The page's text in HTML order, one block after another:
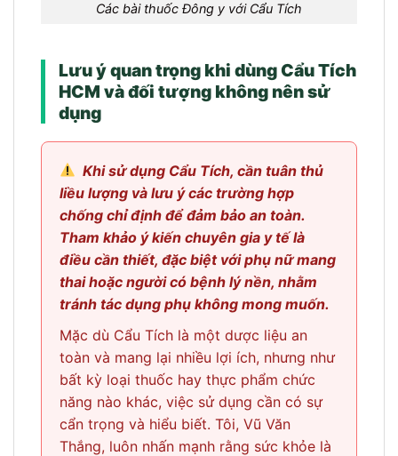
Các bài thuốc Đông y với Cẩu Tích
Lưu ý quan trọng khi dùng Cẩu Tích
HCM và đối tượng không nên sử
dụng
Khi sử dụng Cẩu Tích, cần tuân thủ
liều lượng và lưu ý các trường hợp
chống chỉ định để đảm bảo an toàn.
Tham khảo ý kiến chuyên gia y tế là
điều cần thiết, đặc biệt với phụ nữ mang
thai hoặc người có bệnh lý nền, nhằm
tránh tác dụng phụ không mong muốn.
Mặc dù Cẩu Tích là một dược liệu an
toàn và mang lại nhiều lợi ích, nhưng như
bất kỳ loại thuốc hay thực phẩm chức
năng nào khác, việc sử dụng cần có sự
cẩn trọng và hiểu biết. Tôi, Vũ Văn
Thắng, luôn nhấn mạnh rằng sức khỏe là